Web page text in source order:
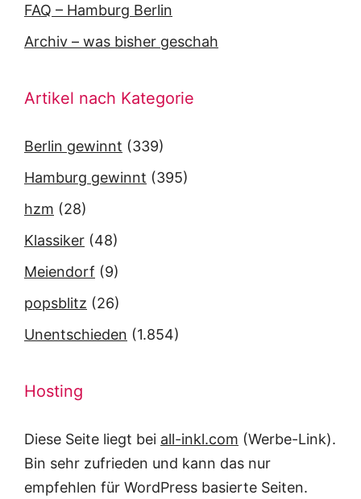
FAQ – Hamburg Berlin
Archiv – was bisher geschah
Artikel nach Kategorie
Berlin gewinnt (339)
Hamburg gewinnt (395)
hzm (28)
Klassiker (48)
Meiendorf (9)
popsblitz (26)
Unentschieden (1.854)
Hosting
Diese Seite liegt bei all-inkl.com (Werbe-Link).
Bin sehr zufrieden und kann das nur
empfehlen für WordPress basierte Seiten.